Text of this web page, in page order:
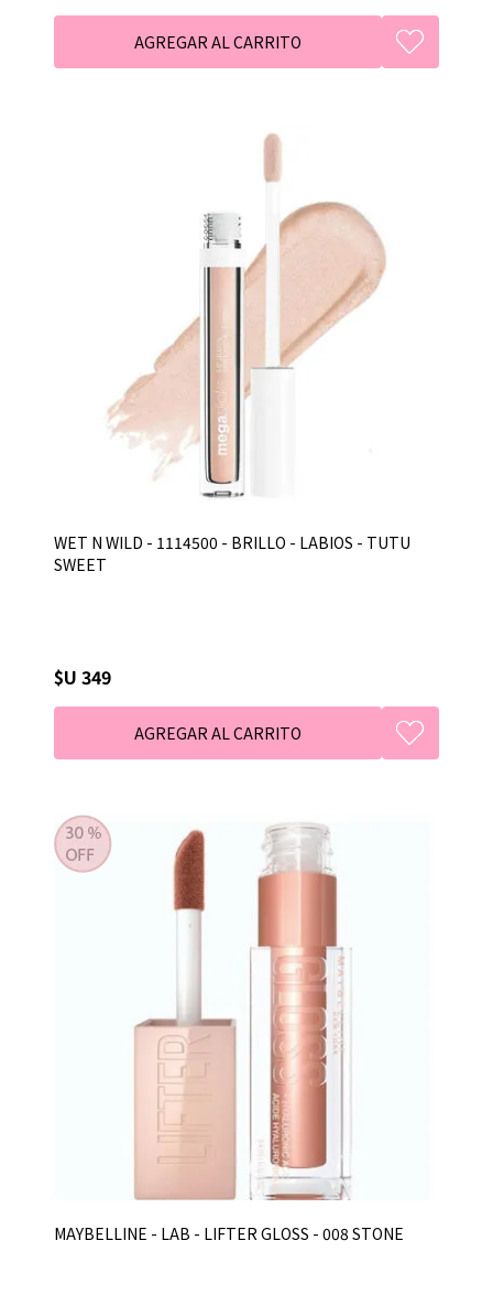
WET N WILD - 1114500 - BRILLO - LABIOS - TUTU
SWEET
$U 349
MAYBELLINE - LAB - LIFTER GLOSS - 008 STONE